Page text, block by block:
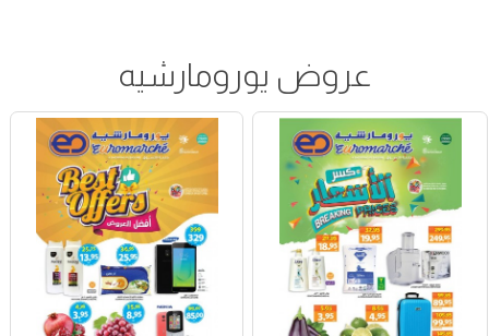
عروض يورومارشيه